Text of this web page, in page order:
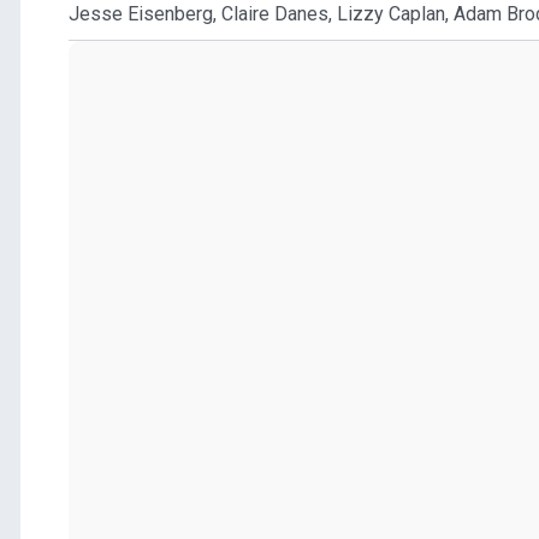
Jesse Eisenberg, Claire Danes, Lizzy Caplan, Adam